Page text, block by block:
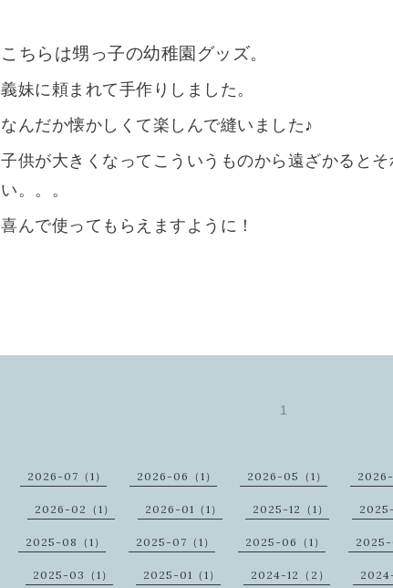
こちらは甥っ子の幼稚園グッズ。
義妹に頼まれて手作りしました。
なんだか懐かしくて楽しんで縫いました♪
子供が大きくなってこういうものから遠ざかると
い。。。
喜んで使ってもらえますように！
1
2026-07（1） 2026-06（1） 2026-05（1） 2026-
2026-02（1） 2026-01（1） 2025-12（1） 2025-
2025-08（1） 2025-07（1） 2025-06（1） 2025-
2025-03（1） 2025-01（1） 2024-12（2） 2024-